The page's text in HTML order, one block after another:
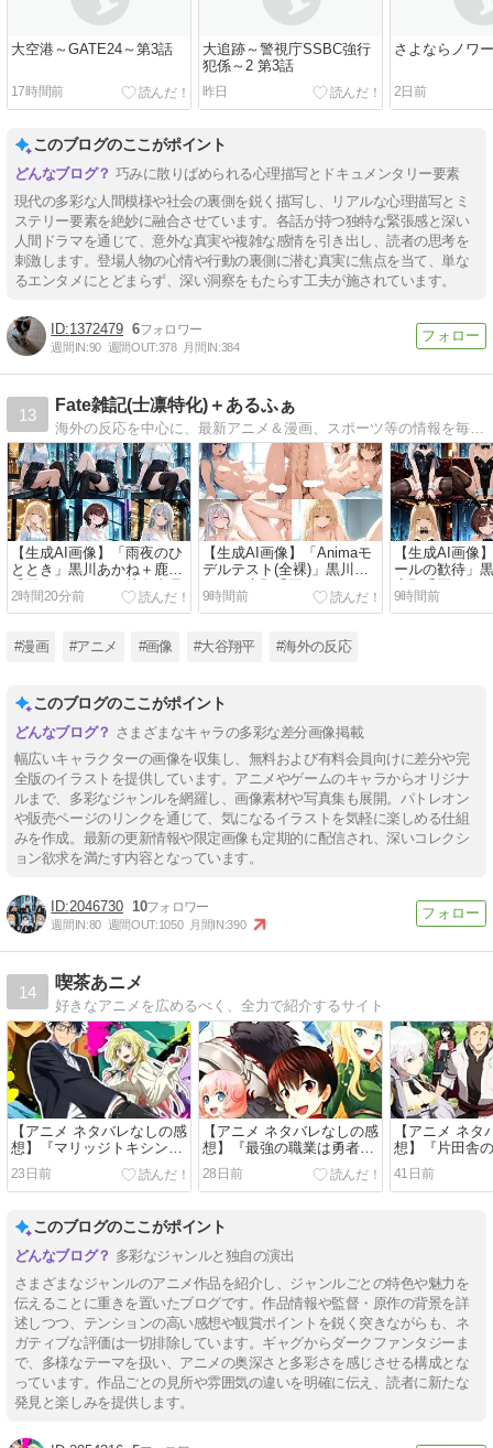
大空港～GATE24～第3話
17時間前
大追跡～警視庁SSBC強行
犯係～2 第3話
昨日
さよならノワ
2日前
このブログのここがポイント
巧みに散りばめられる心理描写とドキュメンタリー要素
現代の多彩な人間模様や社会の裏側を鋭く描写し、リアルな心理描写とミ
ステリー要素を絶妙に融合させています。各話が持つ独特な緊張感と深い
人間ドラマを通じて、意外な真実や複雑な感情を引き出し、読者の思考を
刺激します。登場人物の心情や行動の裏側に潜む真実に焦点を当て、単な
るエンタメにとどまらず、深い洞察をもたらす工夫が施されています。
1372479 6
週間IN:90 週間OUT:378 月間IN:384
13
Fate雑記(士凛特化)＋あるふぁ
海外の反応を中心に、最新アニメ＆漫画、スポーツ等の情報を毎日紹介
【生成AI画像】「雨夜のひ
ととき」黒川あかね＋鹿野
千夏＋アーリャ＋椎名真昼
＋和栗薫子＋アリューシア
2時間20分前
【生成AI画像】「Animaモ
デルテスト(全裸)」黒川あ
かね＋鹿野千夏＋アーリャ
＋椎名真昼＋桜島麻衣＋水
＋樋口円香＋朝凪海＋アリ
ューシア【R-18】
9時間前
【生成AI画像
ールの歓待」
鹿野千夏＋ア
真昼＋和栗薫
9時間前
#漫画 #アニメ #画像 #大谷翔平 #海外の反応
このブログのここがポイント
さまざまなキャラの多彩な差分画像掲載
幅広いキャラクターの画像を収集し、無料および有料会員向けに差分や完
全版のイラストを提供しています。アニメやゲームのキャラからオリジナ
ルまで、多彩なジャンルを網羅し、画像素材や写真集も展開。パトレオン
や販売ページのリンクを通じて、気になるイラストを気軽に楽しめる仕組
みを作成。最新の更新情報や限定画像も定期的に配信され、深いコレクシ
ョン欲求を満たす内容となっています。
2046730 10
週間IN:80 週間OUT:1050 月間IN:390
14
喫茶あニメ
好きなアニメを広めるべく、全力で紹介するサイト
【アニメ ネタバレなしの感
想】『マリッジトキシン』
（２０２６）
23日前
【アニメ ネタバレなしの感
想】『最強の職業は勇者で
も賢者でもなく鑑定士
（仮）らしいですよ？』
（２０２６）
28日前
【アニメ ネタ
想】『片田舎
剣聖になる』
41日前
このブログのここがポイント
多彩なジャンルと独自の演出
さまざまなジャンルのアニメ作品を紹介し、ジャンルごとの特色や魅力を
伝えることに重きを置いたブログです。作品情報や監督・原作の背景を詳
述しつつ、テンションの高い感想や観賞ポイントを鋭く突きながらも、ネ
ガティブな評価は一切排除しています。ギャグからダークファンタジーま
で、多様なテーマを扱い、アニメの奥深さと多彩さを感じさせる構成とな
っています。作品ごとの見所や雰囲気の違いを明確に伝え、読者に新たな
発見と楽しみを提供します。